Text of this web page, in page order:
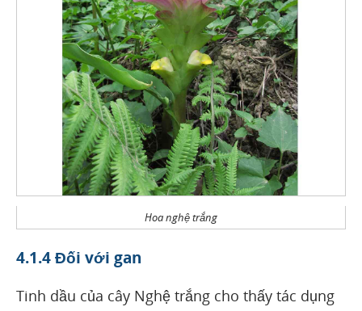
Hoa nghệ trắng
4.1.4 Đối với gan
Tinh dầu của cây Nghệ trắng cho thấy tác dụng